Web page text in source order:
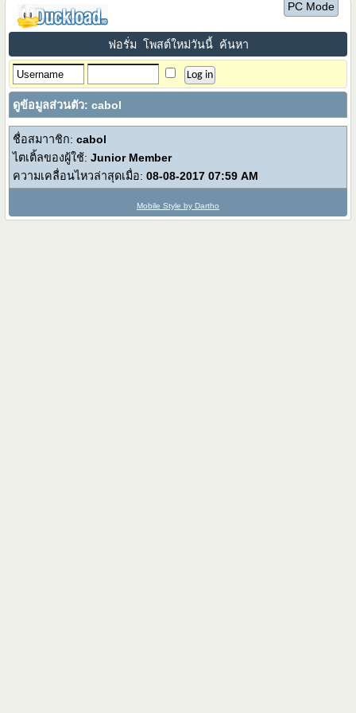
PC Mode
ฟอรั่ม โพสต์ใหม่วันนี้ ค้นหา
ดูข้อมูลส่วนตัว: cabol
ชื่อสมาาชิก:cabol
ไตเติ้ลของผู้ใช้:Junior Member
ความเคลื่อนไหวล่าสุดเมื่อ: 08-08-201707:59 AM
Mobile Style by Dartho